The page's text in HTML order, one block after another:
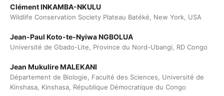
Clément INKAMBA-NKULU
Wildlife Conservation Society Plateau Batéké, New York, USA
Jean-Paul Koto-te-Nyiwa NGBOLUA
Université de Gbado-Lite, Province du Nord-Ubangi, RD Congo
Jean Mukulire MALEKANI
Département de Biologie, Faculté des Sciences, Université de
Kinshasa, Kinshasa, République Démocratique du Congo